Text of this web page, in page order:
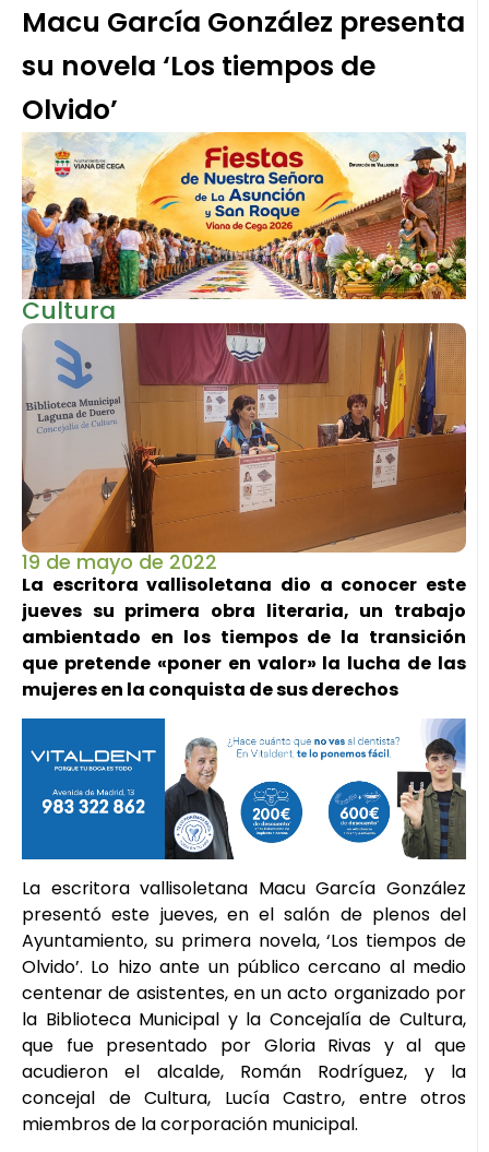
Macu García González presenta
su novela ‘Los tiempos de
Olvido’
Cultura
19 de mayo de 2022
La escritora vallisoletana dio a conocer este
jueves su primera obra literaria, un trabajo
ambientado en los tiempos de la transición
que pretende «poner en valor» la lucha de las
mujeres en la conquista de sus derechos
La escritora vallisoletana Macu García González
presentó este jueves, en el salón de plenos del
Ayuntamiento, su primera novela, ‘Los tiempos de
Olvido’. Lo hizo ante un público cercano al medio
centenar de asistentes, en un acto organizado por
la Biblioteca Municipal y la Concejalía de Cultura,
que fue presentado por Gloria Rivas y al que
acudieron el alcalde, Román Rodríguez, y la
concejal de Cultura, Lucía Castro, entre otros
miembros de la corporación municipal.